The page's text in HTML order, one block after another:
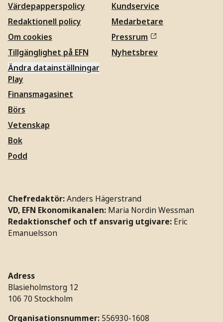
Värdepapperspolicy
Redaktionell policy
Om cookies
Tillgänglighet på EFN
Ändra datainställningar
Kundservice
Medarbetare
Pressrum
Nyhetsbrev
Play
Finansmagasinet
Börs
Vetenskap
Bok
Podd
Chefredaktör:Anders Hägerstrand
VD, EFN Ekonomikanalen: Maria Nordin Wessman
Redaktionschef och tf ansvarig utgivare: Eric
Emanuelsson
Adress
Blasieholmstorg 12
106 70 Stockholm
Organisationsnummer: 556930-1608